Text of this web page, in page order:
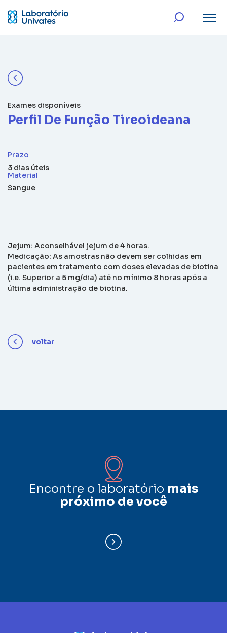
Exames disponíveis
Perfil De Função Tireoideana
Prazo
3 dias úteis
Material
Sangue
Jejum: Aconselhável jejum de 4 horas.
Medicação: As amostras não devem ser colhidas em
pacientes em tratamento com doses elevadas de biotina
(i.e. Superior a 5 mg/dia) até no mínimo 8 horas após a
última administração de biotina.
voltar
Encontre o laboratório mais
próximo de você